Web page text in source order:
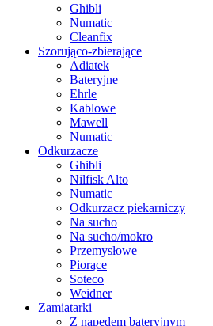
Ghibli
Numatic
Cleanfix
Szorująco-zbierające
Adiatek
Bateryjne
Ehrle
Kablowe
Mawell
Numatic
Odkurzacze
Ghibli
Nilfisk Alto
Numatic
Odkurzacz piekarniczy
Na sucho
Na sucho/mokro
Przemysłowe
Piorące
Soteco
Weidner
Zamiatarki
Z napędem bateryjnym